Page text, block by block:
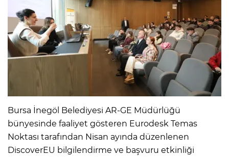
Bursa İnegöl Belediyesi AR-GE Müdürlüğü
bünyesinde faaliyet gösteren Eurodesk Temas
Noktası tarafından Nisan ayında düzenlenen
DiscoverEU bilgilendirme ve başvuru etkinliği